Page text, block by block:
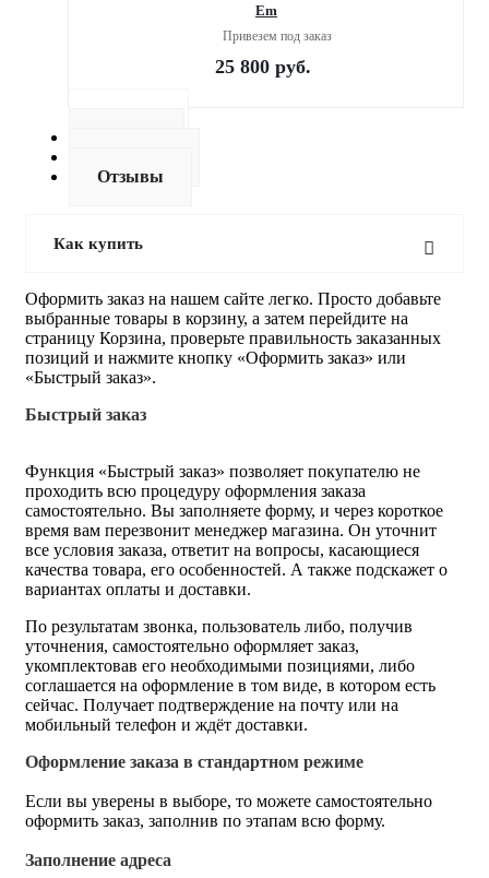
Em
Привезем под заказ
25 800руб.
Отзывы
Как купить
Оформить заказ на нашем сайте легко. Просто добавьте
выбранные товары в корзину, а затем перейдите на
страницу Корзина, проверьте правильность заказанных
позиций и нажмите кнопку «Оформить заказ» или
«Быстрый заказ».
Быстрый заказ
Функция «Быстрый заказ» позволяет покупателю не
проходить всю процедуру оформления заказа
самостоятельно. Вы заполняете форму, и через короткое
время вам перезвонит менеджер магазина. Он уточнит
все условия заказа, ответит на вопросы, касающиеся
качества товара, его особенностей. А также подскажет о
вариантах оплаты и доставки.
По результатам звонка, пользователь либо, получив
уточнения, самостоятельно оформляет заказ,
укомплектовав его необходимыми позициями, либо
соглашается на оформление в том виде, в котором есть
сейчас. Получает подтверждение на почту или на
мобильный телефон и ждёт доставки.
Оформление заказа в стандартном режиме
Если вы уверены в выборе, то можете самостоятельно
оформить заказ, заполнив по этапам всю форму.
Заполнение адреса